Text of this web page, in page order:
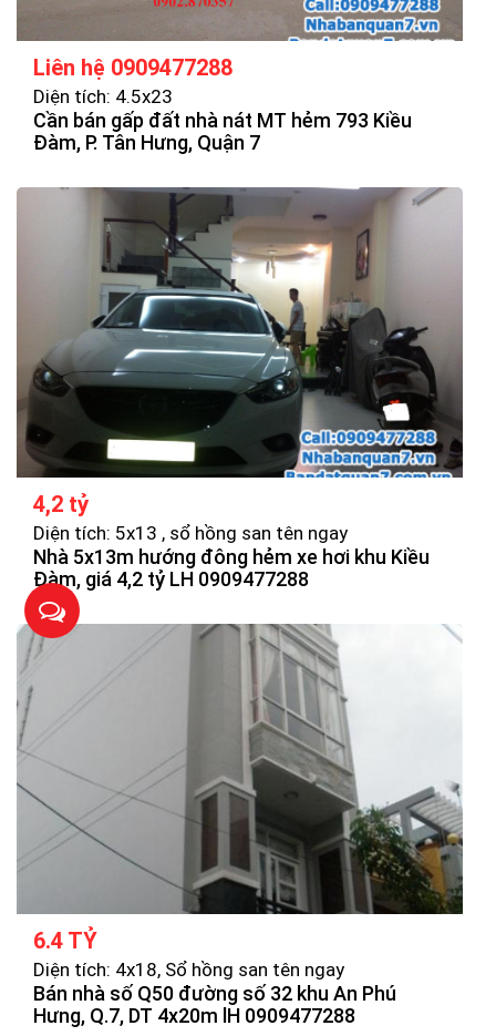
Liên hệ 0909477288
Diện tích: 4.5x23
Cần bán gấp đất nhà nát MT hẻm 793 Kiều
Đàm, P. Tân Hưng, Quận 7
4,2 tỷ
Diện tích: 5x13 , sổ hồng san tên ngay
Nhà 5x13m hướng đông hẻm xe hơi khu Kiều
Đàm, giá 4,2 tỷ LH 0909477288
6.4 TỶ
Diện tích: 4x18, Sổ hồng san tên ngay
Bán nhà số Q50 đường số 32 khu An Phú
Hưng, Q.7, DT 4x20m lH 0909477288